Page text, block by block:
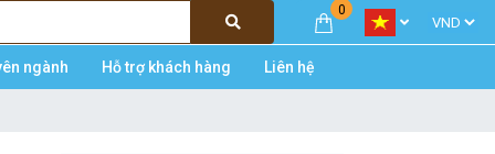
0
ngành Hỗ trợ khách hàng Liên hệ